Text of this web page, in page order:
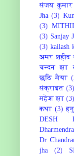
संजय
Jha (3)
(3)
(3) Sanjay
(3) kailash
अमर शहीद
चन्दन झा
छठि मैया
संक्राइत (3)
महेश झा (3)
कथा (3)
DESH
Dr
jha
(2)